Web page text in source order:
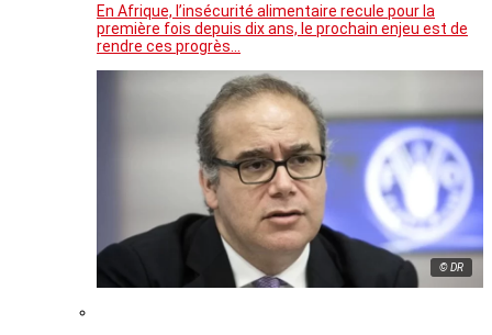
En Afrique, l’insécurité alimentaire recule pour la
première fois depuis dix ans, le prochain enjeu est de
rendre ces progrès…
© DR